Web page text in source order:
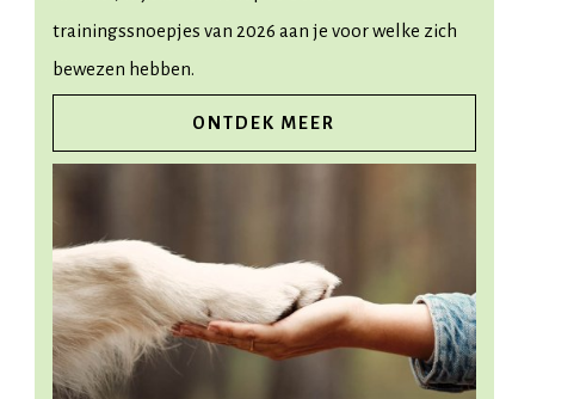
trainingssnoepjes van 2026 aan je voor welke zich
bewezen hebben.
ONTDEK MEER